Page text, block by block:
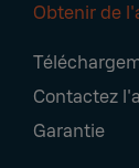
Obtenir de
Contactez
Garantie